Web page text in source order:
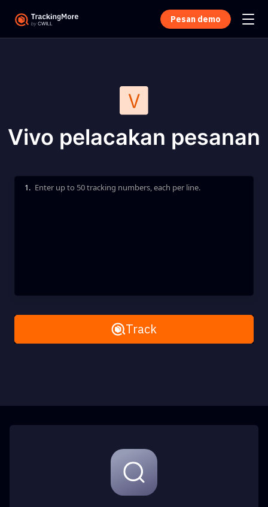
Pesan demo
Vivo pelacakan pesanan
Enter up to 50 tracking numbers, each per line.
1.
Remove AllTrack